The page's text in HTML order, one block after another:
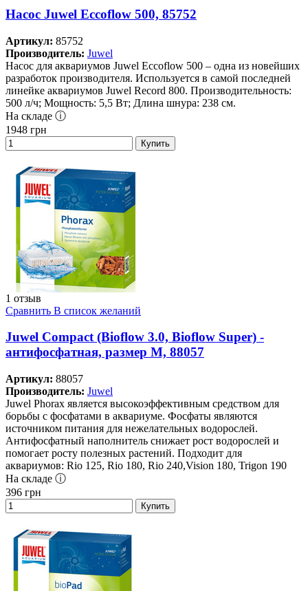
Насос Juwel Eccoflow 500, 85752
Артикул: 85752
Производитель: Juwel
Насос для аквариумов Juwel Eccoflow 500 – одна из новейших
разработок производителя. Используется в самой последней
линейке аквариумов Juwel Record 800. Производительность:
500 л/ч; Мощность: 5,5 Вт; Длина шнура: 238 см.
На складе ⓘ
1948 грн
Купить
1 отзыв
Сравнить В список желаний
Juwel Compact (Bioflow 3.0, Bioflow Super) -
антифосфатная, размер M, 88057
Артикул: 88057
Производитель: Juwel
Juwel Phorax является высокоэффективным средством для
борьбы с фосфатами в аквариуме. Фосфаты являются
источником питания для нежелательных водорослей.
Антифосфатный наполнитель снижает рост водорослей и
помогает росту полезных растений. Подходит для
аквариумов: Rio 125, Rio 180, Rio 240,Vision 180, Trigon 190
На складе ⓘ
396 грн
Купить